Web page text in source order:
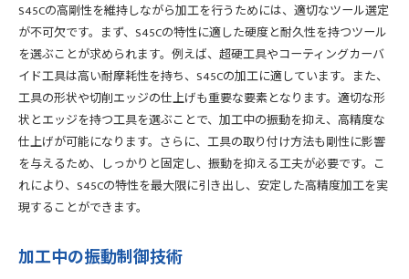
S45Cの高剛性を維持しながら加工を行うためには、適切なツール選定
が不可欠です。まず、S45Cの特性に適した硬度と耐久性を持つツール
を選ぶことが求められます。例えば、超硬工具やコーティングカーバ
イド工具は高い耐摩耗性を持ち、S45Cの加工に適しています。また、
工具の形状や切削エッジの仕上げも重要な要素となります。適切な形
状とエッジを持つ工具を選ぶことで、加工中の振動を抑え、高精度な
仕上げが可能になります。さらに、工具の取り付け方法も剛性に影響
を与えるため、しっかりと固定し、振動を抑える工夫が必要です。こ
れにより、S45Cの特性を最大限に引き出し、安定した高精度加工を実
現することができます。
加工中の振動制御技術